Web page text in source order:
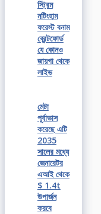
স্ট্রিম
নটিংহাম
ফরেস্ট বনাম
ব্রেন্টফোর্ড
যে কোনও
জায়গা থেকে
লাইভ
মেটা
পূর্বাভাস
করেছে এটি
2035
সালের মধ্যে
জেনারেটর
এআই থেকে
$ 1.4t
উপার্জন
করবে